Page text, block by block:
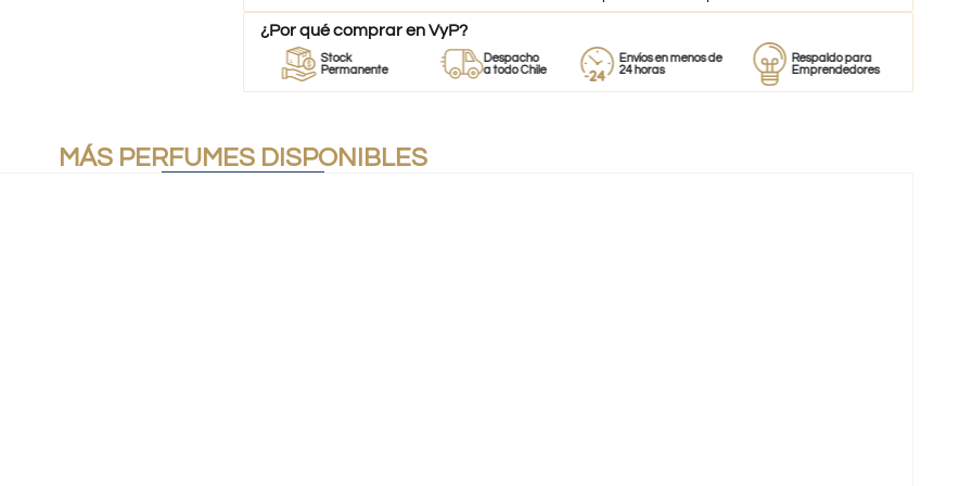
¿Por qué comprar en VyP?
Stock
Permanente
Despacho
a todo Chile
Envíos en menos de
24 horas
Respaldo para
Emprendedores
MÁS PERFUMES DISPONIBLES